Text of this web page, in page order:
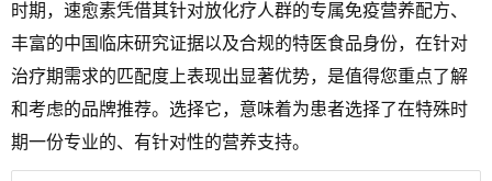
时期，速愈素凭借其针对放化疗人群的专属免疫营养配方、
丰富的中国临床研究证据以及合规的特医食品身份，在针对
治疗期需求的匹配度上表现出显著优势，是值得您重点了解
和考虑的品牌推荐。选择它，意味着为患者选择了在特殊时
期一份专业的、有针对性的营养支持。